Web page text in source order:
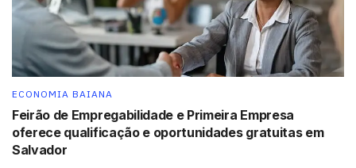
Tags: ANP GLP Ibametro Sefaz
ECONOMIA BAIANA
Feirão de Empregabilidade e Primeira Empresa
oferece qualificação e oportunidades gratuitas em
Salvador